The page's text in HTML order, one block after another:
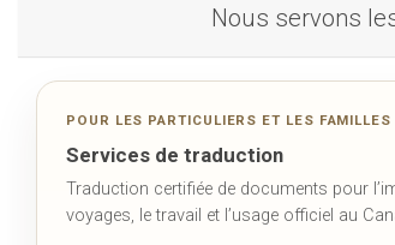
Nous servons
POUR LES PARTICULIERS ET LES FAMILLES
Services de traduction
Traduction certifiée de documents pour
voyages, le travail et l’usage officiel au